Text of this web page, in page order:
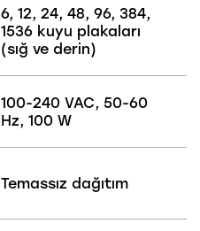
6, 12, 24, 48, 96, 384,
1536 kuyu plakaları
(sığ ve derin)
100-240 VAC, 50-60
Hz, 100 W
Temassız dağıtım